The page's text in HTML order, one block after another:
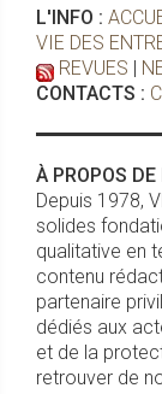
L'INFO :
VIE DES
REVUES
CONTACTS :
À PROPOS DE
Depuis 1978,
solides
qualitative en
contenu
partenaire
dédiés aux
et de la
retrouver de